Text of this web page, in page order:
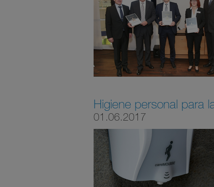
Higiene personal para
01.06.2017